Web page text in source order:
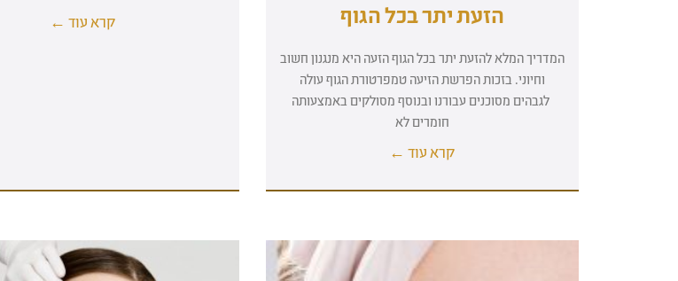
הזעת יתר בכל הגוף
המדריך המלא להזעת יתר בכל הגוף הזעה היא מנגנון חשוב
וחיוני. בזכות הפרשת הזיעה טמפרטורת הגוף עולה
לגבהים מסוכנים עבורנו ובנוסף מסולקים באמצעותה
חומרים לא
קרא עוד ←
קרא עוד ←